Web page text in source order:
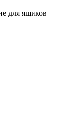
для ящиков